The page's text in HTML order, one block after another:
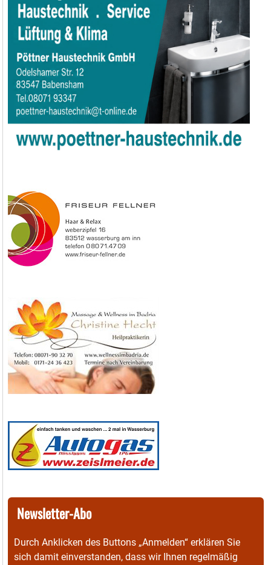
Newsletter-Abo
Durch Anklicken des Buttons „Anmelden“ erklären Sie
sich damit einverstanden, dass wir Ihnen regelmäßig